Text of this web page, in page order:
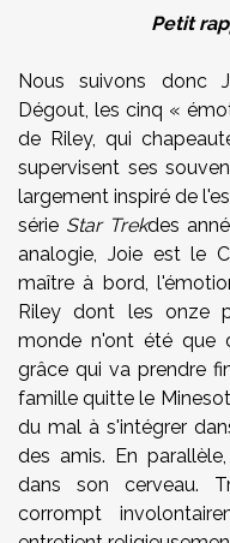
Petit
Nous suivons donc
Dégout, les cinq «
de Riley, qui
supervisent ses
largement inspiré de
série Star Trekdes
analogie, Joie est le
maître à bord,
Riley dont les onze
monde n'ont été que
grâce qui va prendre
famille quitte le
du mal à s'intégrer
des amis. En
dans son cerveau.
corrompt